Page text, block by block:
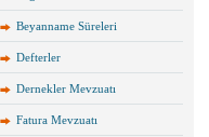
Beyanname Süreleri
Defterler
Dernekler Mevzuatı
Fatura Mevzuatı